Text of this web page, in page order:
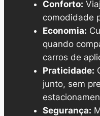
Conforto:
comodidade
Economia:
quando
carros de
Praticidade:
junto, sem
Segurança: